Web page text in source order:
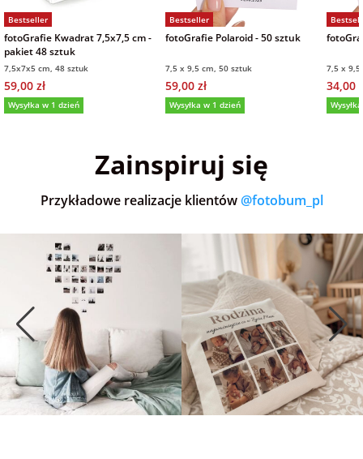
Bestseller
fotoGrafie Kwadrat 7,5x7,5 cm -
pakiet 48 sztuk
7,5x7x5 cm, 48 sztuk
59,00 zł
Wysyłka w 1 dzień
Bestseller
fotoGrafie Polaroid - 50 sztuk
7,5 x 9,5 cm, 50 sztuk
59,00 zł
Wysyłka w 1 dzień
7,5 x
34,00
Zainspiruj się
Przykładowe realizacje klientów @fotobum_pl